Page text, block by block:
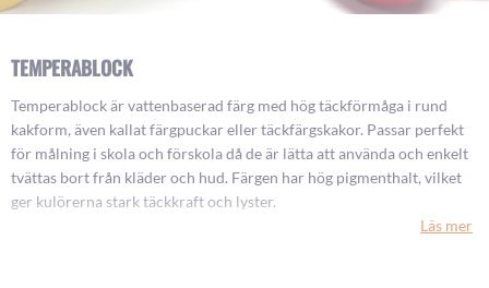
TEMPERABLOCK
Temperablock är vattenbaserad färg med hög täckförmåga i rund
kakform, även kallat färgpuckar eller täckfärgskakor. Passar perfekt
för målning i skola och förskola då de är lätta att använda och enkelt
tvättas bort från kläder och hud. Färgen har hög pigmenthalt, vilket
ger kulörerna stark täckkraft och lyster.
Läs mer